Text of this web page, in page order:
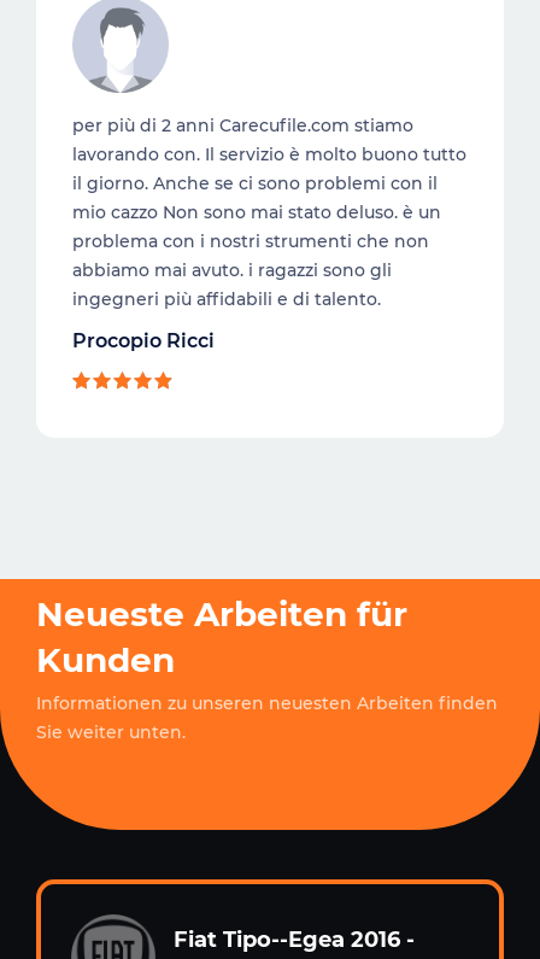
per più di 2 anni Carecufile.com stiamo
lavorando con. Il servizio è molto buono tutto
il giorno. Anche se ci sono problemi con il
mio cazzo Non sono mai stato deluso. è un
problema con i nostri strumenti che non
abbiamo mai avuto. i ragazzi sono gli
ingegneri più affidabili e di talento.
Procopio Ricci
Neueste Arbeiten für
Kunden
Informationen zu unseren neuesten Arbeiten finden
Sie weiter unten.
Fiat Tipo--Egea 2016 -